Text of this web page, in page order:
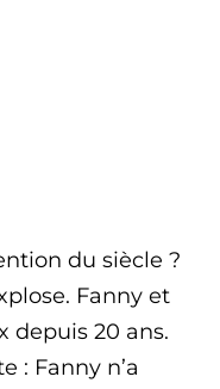
du siècle ?
Fanny et
depuis 20 ans.
: Fanny n’a